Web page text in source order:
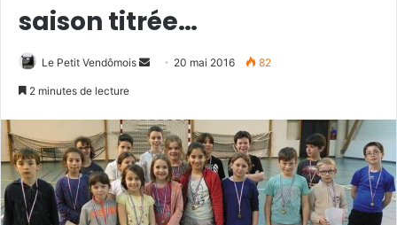
saison titrée…
Le Petit Vendômois
o
y
e
r
u
20 mai 2016 82
2 minutes de lecture